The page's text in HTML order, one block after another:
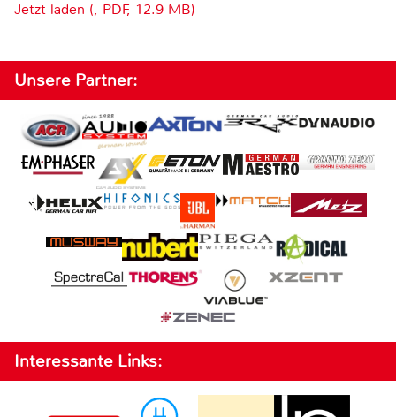
Jetzt laden (, PDF, 12.9 MB)
Unsere Partner:
Interessante Links: